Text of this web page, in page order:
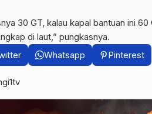
30 GT, kalau kapal bantuan ini
di laut,” pungkasnya.
Whatsapp Pinterest